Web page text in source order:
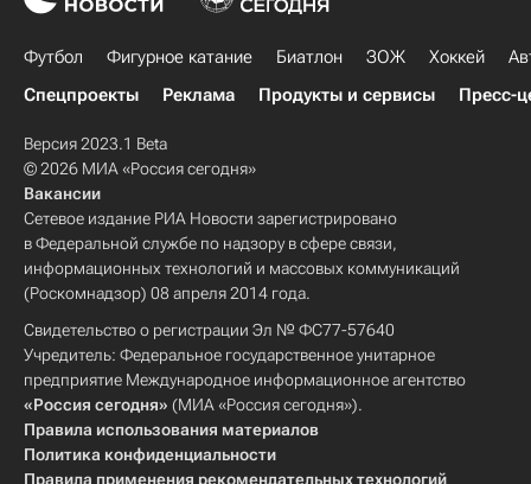
Футбол Фигурное катание Биатлон ЗОЖ Хоккей
Спецпроекты
Реклама Продукты и сервисы Пресс-
Версия 2023.1 Beta
© 2026 МИА «Россия сегодня»
Вакансии
Сетевое издание РИА Новости зарегистрировано
в Федеральной службе по надзору в сфере связи,
информационных технологий и массовых коммуникаций
(Роскомнадзор) 08 апреля 2014 года.
Свидетельство о регистрации Эл № ФС77-57640
Учредитель: Федеральное государственное унитарное
предприятие Международное информационное агентство
«Россия сегодня» (МИА «Россия сегодня»).
Правила использования материалов
Политика конфиденциальности
Правила применения рекомендательных технологий